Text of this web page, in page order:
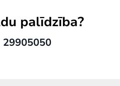
palīdzība?
29905050